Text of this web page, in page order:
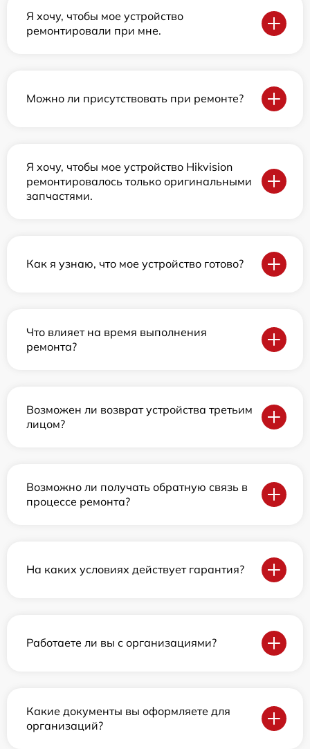
Я хочу, чтобы мое устройство
ремонтировали при мне.
Можно ли присутствовать при ремонте?
Я хочу, чтобы мое устройство Hikvision
ремонтировалось только оригинальными
запчастями.
Как я узнаю, что мое устройство готово?
Что влияет на время выполнения
ремонта?
Возможен ли возврат устройства третьим
лицом?
Возможно ли получать обратную связь в
процессе ремонта?
На каких условиях действует гарантия?
Работаете ли вы с организациями?
Какие документы вы оформляете для
организаций?